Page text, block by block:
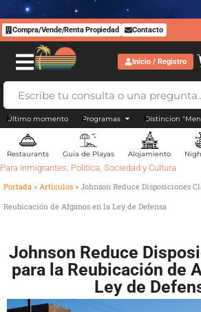
Compra/Vende/Renta Propiedad Contacto
Inicio / Registro
Último momento Programas Distincion "Men
Restaurants Guía de Playas Alojamiento
Para Inmigrantes, Politica, Sociedad y Cultura
Portada » Artículos » Johnson Reduce Disposiciones
Reubicación de Afganos en la Ley de Defensa
Johnson Reduce
para la Reubicación de
Ley de